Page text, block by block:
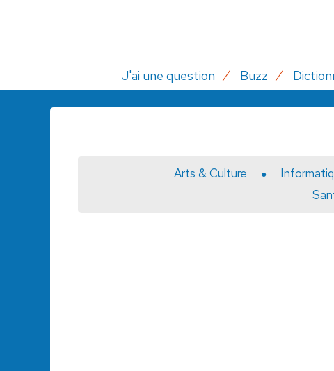
J'ai une question Buzz
Arts & Culture